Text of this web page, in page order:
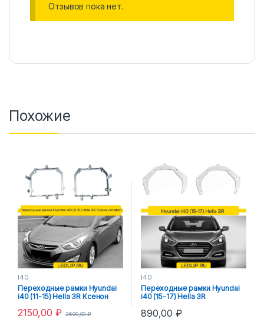
Отзывов пока нет.
Похожие
I40
Переходные рамки Hyundai
i40 (11-15) Hella 3R Ксенон
2150,00 ₽ 2600,00₽
I40
Переходные рамки Hyundai
i40 (15-17) Hella 3R
890,00₽